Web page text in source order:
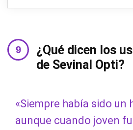
¿Qué dicen los
de Sevinal Opti?
«Siempre había sido un
aunque cuando joven